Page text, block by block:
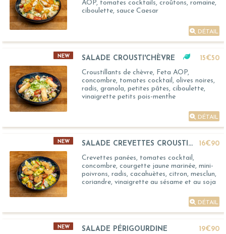
AOP, tomates cocktails, croûtons, romaine,
ciboulette, sauce Caesar
DÉTAIL
NEW SALADE CROUSTI'CHÈVRE
15€50
Croustillants de chèvre, Feta AOP,
concombre, tomates cocktail, olives noires,
radis, granola, petites pâtes, ciboulette,
vinaigrette petits pois-menthe
DÉTAIL
NEW SALADE CREVETTES CROUSTILLANTES
16€90
Crevettes panées, tomates cocktail,
concombre, courgette jaune marinée, mini-
poivrons, radis, cacahuètes, citron, mesclun,
coriandre, vinaigrette au sésame et au soja
DÉTAIL
NEW SALADE PÉRIGOURDINE 19€90